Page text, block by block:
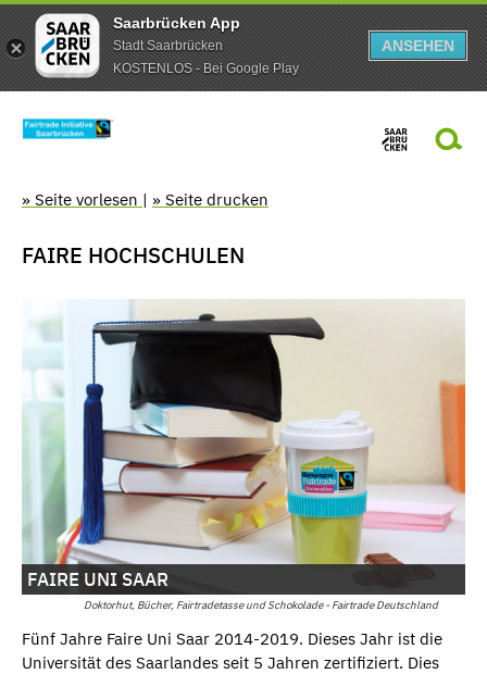
Saarbrücken App
Stadt Saarbrücken
KOSTENLOS - Bei Google Play
ANSEHEN
» Seite vorlesen | » Seite drucken
FAIRE HOCHSCHULEN
Doktorhut, Bücher, Fairtradetasse und Schokolade - Fairtrade Deutschland
FAIRE UNI SAAR
Fünf Jahre Faire Uni Saar 2014-2019. Dieses Jahr ist die
Universität des Saarlandes seit 5 Jahren zertifiziert. Dies